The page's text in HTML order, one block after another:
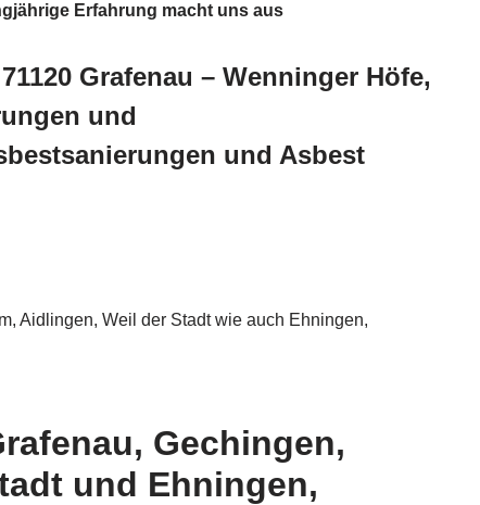
Erfahrung macht uns aus
Grafenau – Wenninger Höfe,
und
und Asbest
Aidlingen, Weil der Stadt wie auch Ehningen,
Gechingen,
und Ehningen,